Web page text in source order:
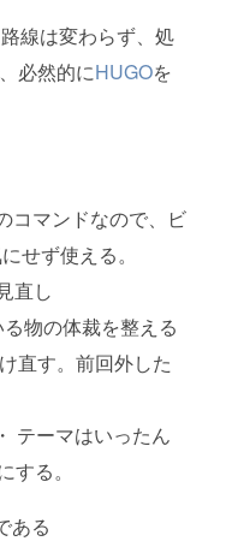
線は変わらず、処
必然的にHUGOを
コマンドなので、ビ
せず使える。
直し
物の体裁を整える
直す。前回外した
テーマはいったん
する。
ある